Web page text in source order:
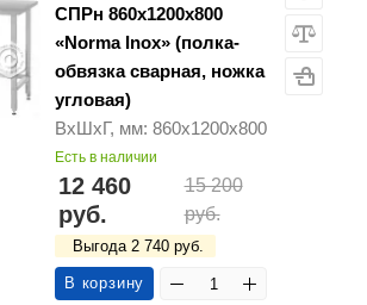
СПРн 860х1200х800
«Norma Inox» (полка-
обвязка сварная, ножка
угловая)
ВхШхГ, мм: 860х1200х800
Есть в наличии
12 460
руб.
15 200
руб.
Выгода 2 740 руб.
В корзину